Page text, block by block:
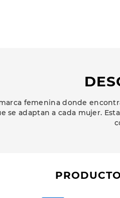
femenina donde
se adaptan a cada mujer.